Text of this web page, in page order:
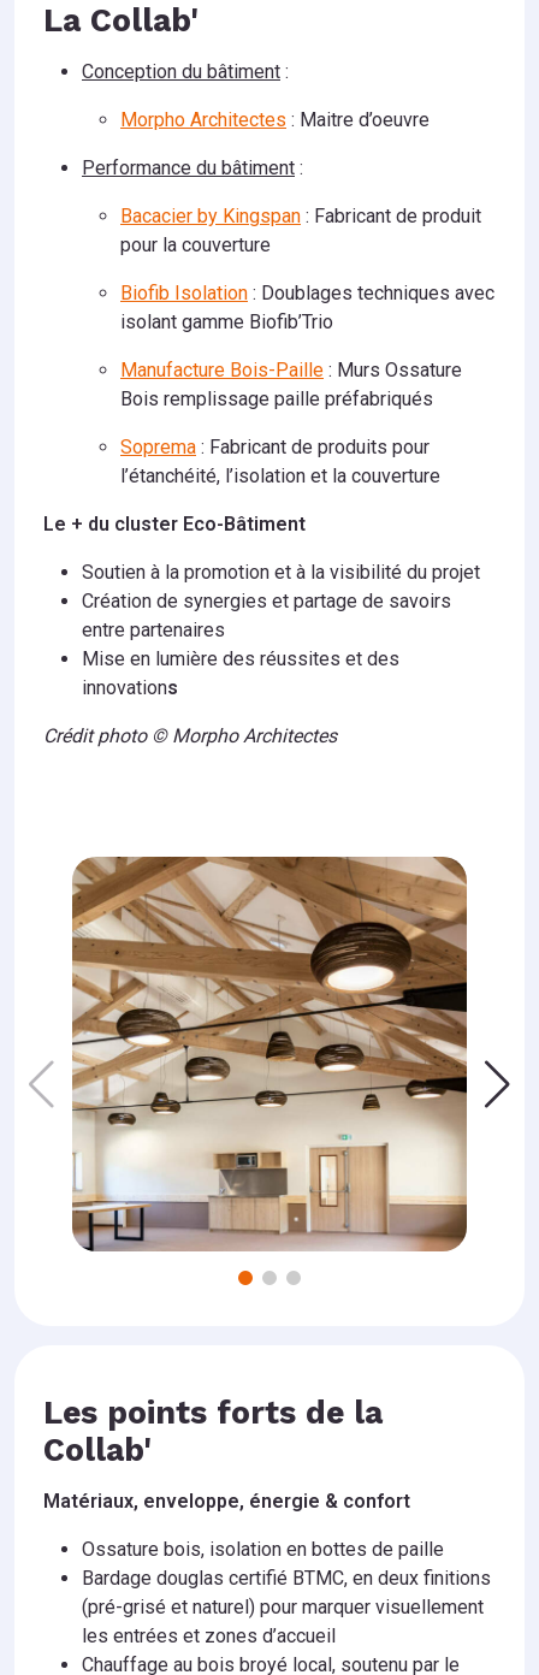
La Collab'
Conception du bâtiment :
Morpho Architectes : Maitre d’oeuvre
Performance du bâtiment :
Bacacier by Kingspan : Fabricant de produit
pour la couverture
Biofib Isolation : Doublages techniques avec
isolant gamme Biofib’Trio
Manufacture Bois-Paille : Murs Ossature
Bois remplissage paille préfabriqués
Soprema : Fabricant de produits pour
l’étanchéité, l’isolation et la couverture
Le + du cluster Eco-Bâtiment
Soutien à la promotion et à la visibilité du projet
Création de synergies et partage de savoirs
entre partenaires
Mise en lumière des réussites et des
innovations
Crédit photo © Morpho Architectes
Les points forts de la
Collab'
Matériaux, enveloppe, énergie & confort
Ossature bois, isolation en bottes de paille
Bardage douglas certifié BTMC, en deux finitions
(pré-grisé et naturel) pour marquer visuellement
les entrées et zones d’accueil
Chauffage au bois broyé local, soutenu par le